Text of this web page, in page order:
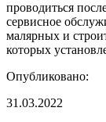
проводиться
сервисное
малярных и
которых
Опубликовано:
31.03.2022